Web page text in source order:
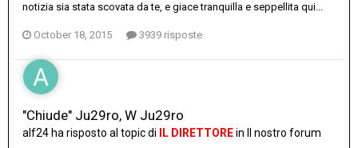
notizia sia stata scovata da te, e giace tranquilla e seppellita qui...
October 18, 2015 3939 risposte
"Chiude" Ju29ro, W Ju29ro
alf24 ha risposto al topic di IL DIRETTOREin Il nostro forum